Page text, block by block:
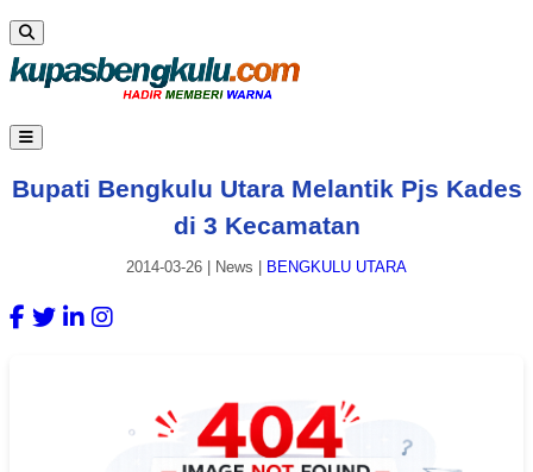
Bupati Bengkulu Utara Melantik Pjs Kades
di 3 Kecamatan
2014-03-26 News BENGKULU UTARA